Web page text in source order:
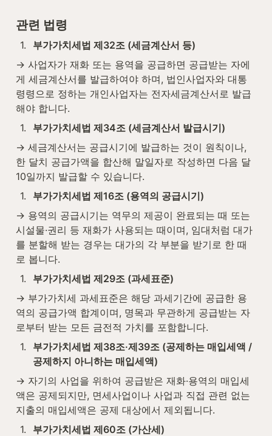
관련 법령
1.
부가가치세법 제32조 (세금계산서 등)
→ 사업자가 재화 또는 용역을 공급하면 공급받는 자에
게 세금계산서를 발급하여야 하며, 법인사업자와 대통
령령으로 정하는 개인사업자는 전자세금계산서로 발급
해야 합니다.
1.
부가가치세법 제34조 (세금계산서 발급시기)
→ 세금계산서는 공급시기에 발급하는 것이 원칙이나,
한 달치 공급가액을 합산해 말일자로 작성하면 다음 달
10일까지 발급할 수 있습니다.
1.
부가가치세법 제16조 (용역의 공급시기)
→ 용역의 공급시기는 역무의 제공이 완료되는 때 또는
시설물·권리 등 재화가 사용되는 때이며, 임대처럼 대가
를 분할해 받는 경우는 대가의 각 부분을 받기로 한 때
로 봅니다.
1.
부가가치세법 제29조 (과세표준)
→ 부가가치세 과세표준은 해당 과세기간에 공급한 용
역의 공급가액 합계이며, 명목과 무관하게 공급받는 자
로부터 받는 모든 금전적 가치를 포함합니다.
1.
부가가치세법 제38조·제39조 (공제하는 매입세액 /
공제하지 아니하는 매입세액)
→ 자기의 사업을 위하여 공급받은 재화·용역의 매입세
액은 공제되지만, 면세사업이나 사업과 직접 관련 없는
지출의 매입세액은 공제 대상에서 제외됩니다.
1.
부가가치세법 제60조 (가산세)